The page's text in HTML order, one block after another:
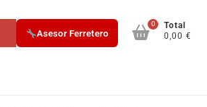
Asesor Ferretero
0
Total
0,00 €